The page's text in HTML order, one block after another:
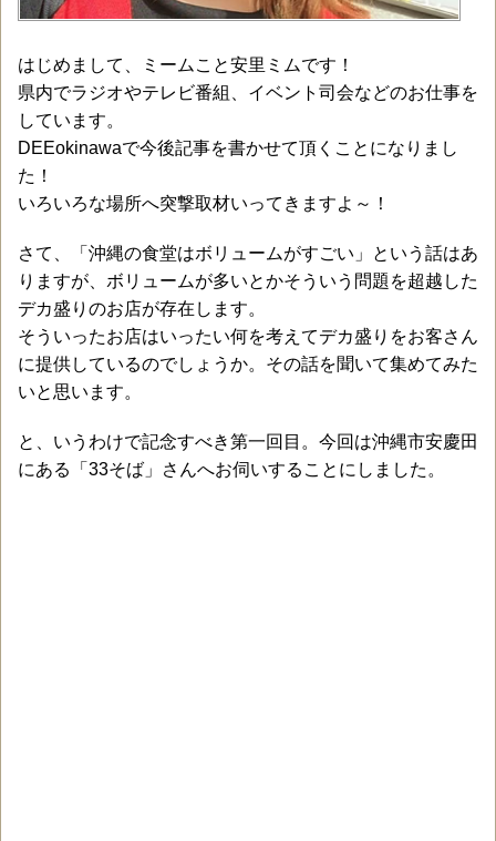
はじめまして、ミームこと安里ミムです！
県内でラジオやテレビ番組、イベント司会などのお仕事を
しています。
DEEokinawaで今後記事を書かせて頂くことになりまし
た！
いろいろな場所へ突撃取材いってきますよ～！
さて、「沖縄の食堂はボリュームがすごい」という話はあ
りますが、ボリュームが多いとかそういう問題を超越した
デカ盛りのお店が存在します。
そういったお店はいったい何を考えてデカ盛りをお客さん
に提供しているのでしょうか。その話を聞いて集めてみた
いと思います。
と、いうわけで記念すべき第一回目。今回は沖縄市安慶田
にある「33そば」さんへお伺いすることにしました。